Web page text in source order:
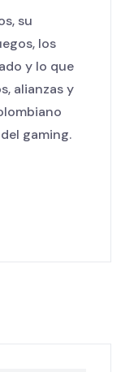
su
los
y lo que
alianzas y
gaming.